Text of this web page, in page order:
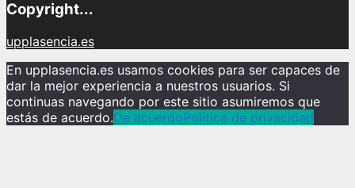
Copyright...
upplasencia.es
En upplasencia.es usamos cookies para ser capaces de
dar la mejor experiencia a nuestros usuarios. Si
continuas navegando por este sitio asumiremos que
estás de acuerdo.De acuerdoPolítica de privacidad